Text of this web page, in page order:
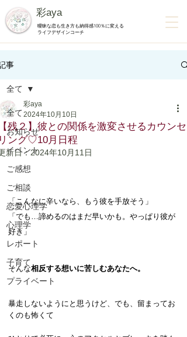
彩aya
曖昧な恋も生き方も納得感100％に変える
ライフデザインコーチ
事
全て
お知らせ
イベント
ご感想
ご相談
恋愛心理学
心理学
レポート
子育て
プライベート
全て
残２】彼との関係を激変させるカウンセ
ング♡10月日程
彩aya
2024年10月10日
新日：2024年10月11日
「こんなに辛いなら、もう彼を手放そう」
「でも…諦めるのはまだ早いかも。やっぱり彼が
好き」
そんな相反する想いに苦しむあなたへ。
暴走しないようにと思うけど、でも、留まってお
くのも怖くて